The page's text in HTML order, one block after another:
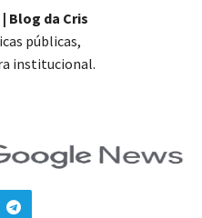
Blog da Cris
públicas,
institucional.